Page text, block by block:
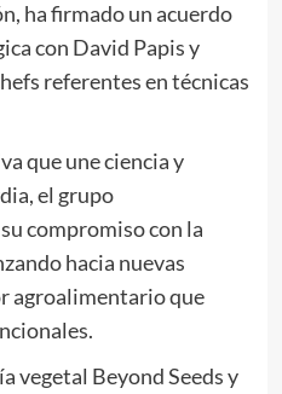
ha firmado un acuerdo
con David Papis y
referentes en técnicas
que une ciencia y
el grupo
compromiso con la
hacia nuevas
agroalimentario que
vegetal Beyond Seeds y